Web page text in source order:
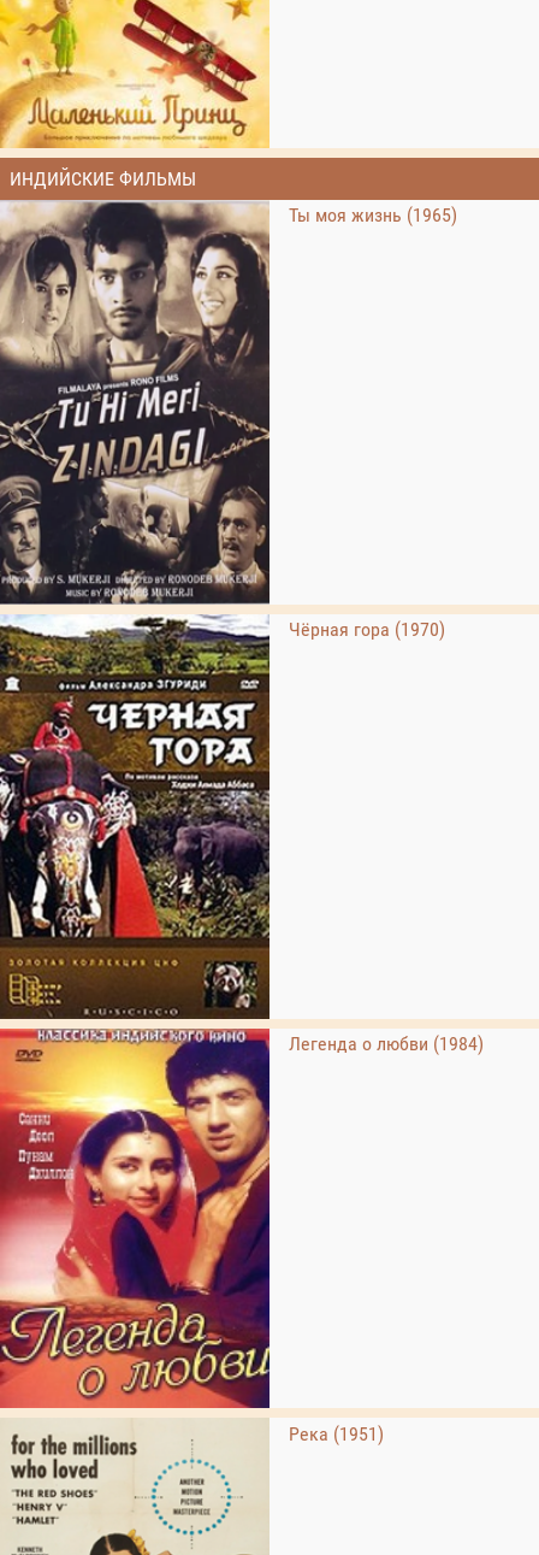
ИНДИЙСКИЕ ФИЛЬМЫ
Ты моя жизнь (1965)
Чёрная гора (1970)
Легенда о любви (1984)
Река (1951)